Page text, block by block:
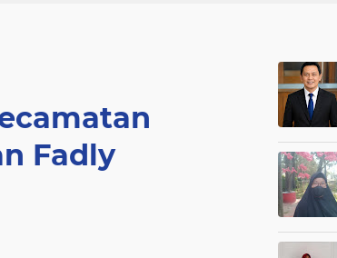
Fadly